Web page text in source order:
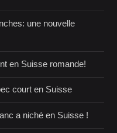
une nouvelle
en Suisse romande!
court en Suisse
a niché en Suisse !